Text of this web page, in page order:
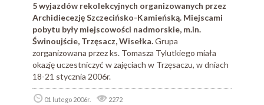
5 wyjazdów rekolekcyjnych organizowanych przez
Archidiecezję Szczecińsko-Kamieńską. Miejscami
pobytu były miejscowości nadmorskie, m.in.
Świnoujście, Trzęsacz, Wisełka.Grupa
zorganizowana przez ks. Tomasza Tylutkiego miała
okazję uczestniczyć w zajęciach w Trzęsaczu, w dniach
18-21 stycznia 2006r.
01 lutego 2006r. 2272